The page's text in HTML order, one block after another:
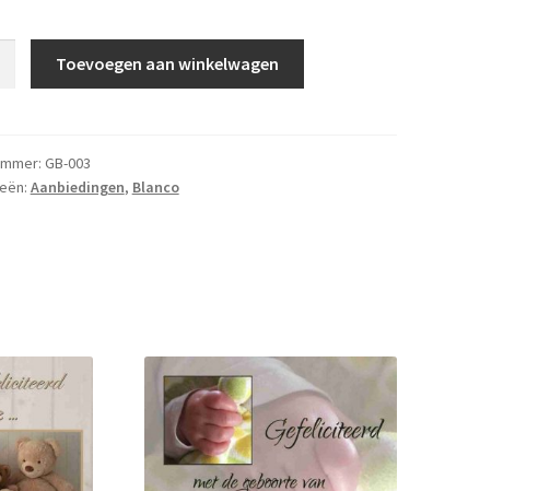
Toevoegen aan winkelwagen
GB-003
Aanbiedingen, Blanco